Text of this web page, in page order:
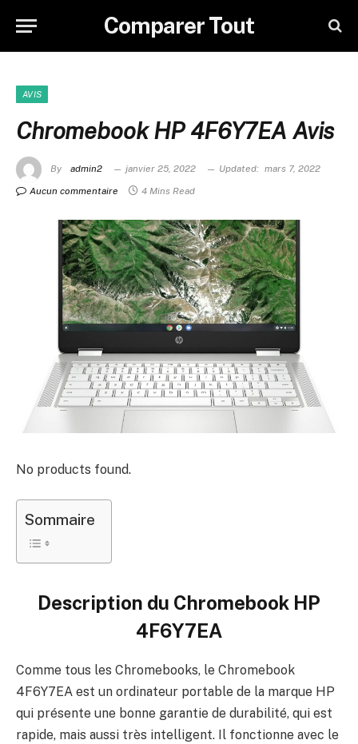
Comparer Tout
AVIS
Chromebook HP 4F6Y7EA Avis
By admin2 janvier 25, 2022 Updated: mars 7, 2022
Aucun commentaire
4 Mins Read
No products found.
Sommaire
Description du Chromebook HP
4F6Y7EA
Comme tous les Chromebooks, le Chromebook
4F6Y7EA est un ordinateur portable de la marque HP
qui présente une bonne garantie de durabilité, qui est
rapide, mais aussi très intelligent. Il fonctionne avec le